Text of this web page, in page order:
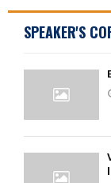
SPEAKER'S